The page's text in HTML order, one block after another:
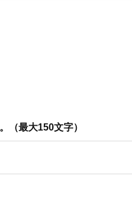
（最大150文字）